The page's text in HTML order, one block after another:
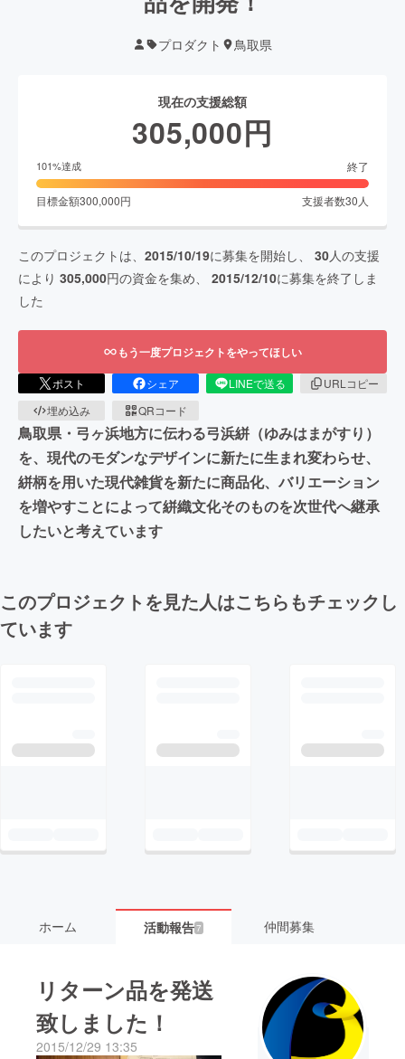
プロダクト 鳥取県
現在の支援総額
305,000円
101%達成 終了
目標金額300,000円 支援者数30 人
このプロジェクトは、 2015/10/19に募集を開始し、 30人の支援
により 305,000円の資金を集め、 2015/12/10に募集を終了しま
した
もう一度プロジェクトをやってほしい
ポスト シェア LINEで送る
URLコピー
埋め込み
QRコード
鳥取県・弓ヶ浜地方に伝わる弓浜絣（ゆみはまがすり）
を、現代のモダンなデザインに新たに生まれ変わらせ、
絣柄を用いた現代雑貨を新たに商品化、バリエーション
を増やすことによって絣織文化そのものを次世代へ継承
したいと考えています
このプロジェクトを見た人はこちらもチェックし
ています
ホーム 活動報告7 仲間募集
リターン品を発送
致しました！
2015/12/29 13:35